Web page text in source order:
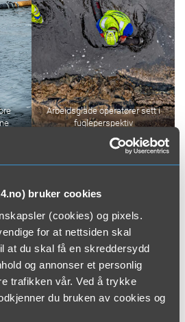
bruker cookies
(cookies) og pixels.
for at nettsiden skal
at du skal få en skreddersydd
og annonser et personlig
trafikken vår. Ved å trykke
du bruken av cookies og
Arbeidsglade operatører sett i
fugleperspektiv
i kombo med dyktige operatører